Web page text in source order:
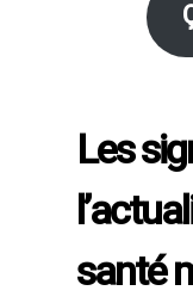
Les
santé